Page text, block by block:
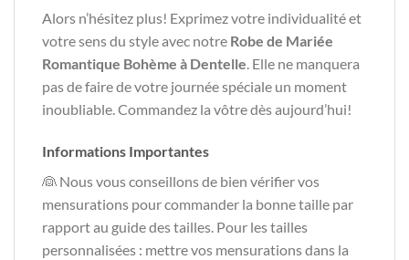
Alors n’hésitez plus! Exprimez votre individualité et
votre sens du style avec notre Robe de Mariée
Romantique Bohème à Dentelle. Elle ne manquera
pas de faire de votre journée spéciale un moment
inoubliable. Commandez la vôtre dès aujourd’hui!
Informations Importantes
👰 Nous vous conseillons de bien vérifier vos
mensurations pour commander la bonne taille par
rapport au guide des tailles. Pour les tailles
personnalisées : mettre vos mensurations dans la